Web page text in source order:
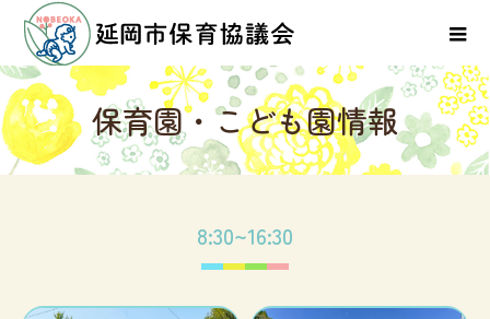
保育園・ こども園情報
8:30~16:30